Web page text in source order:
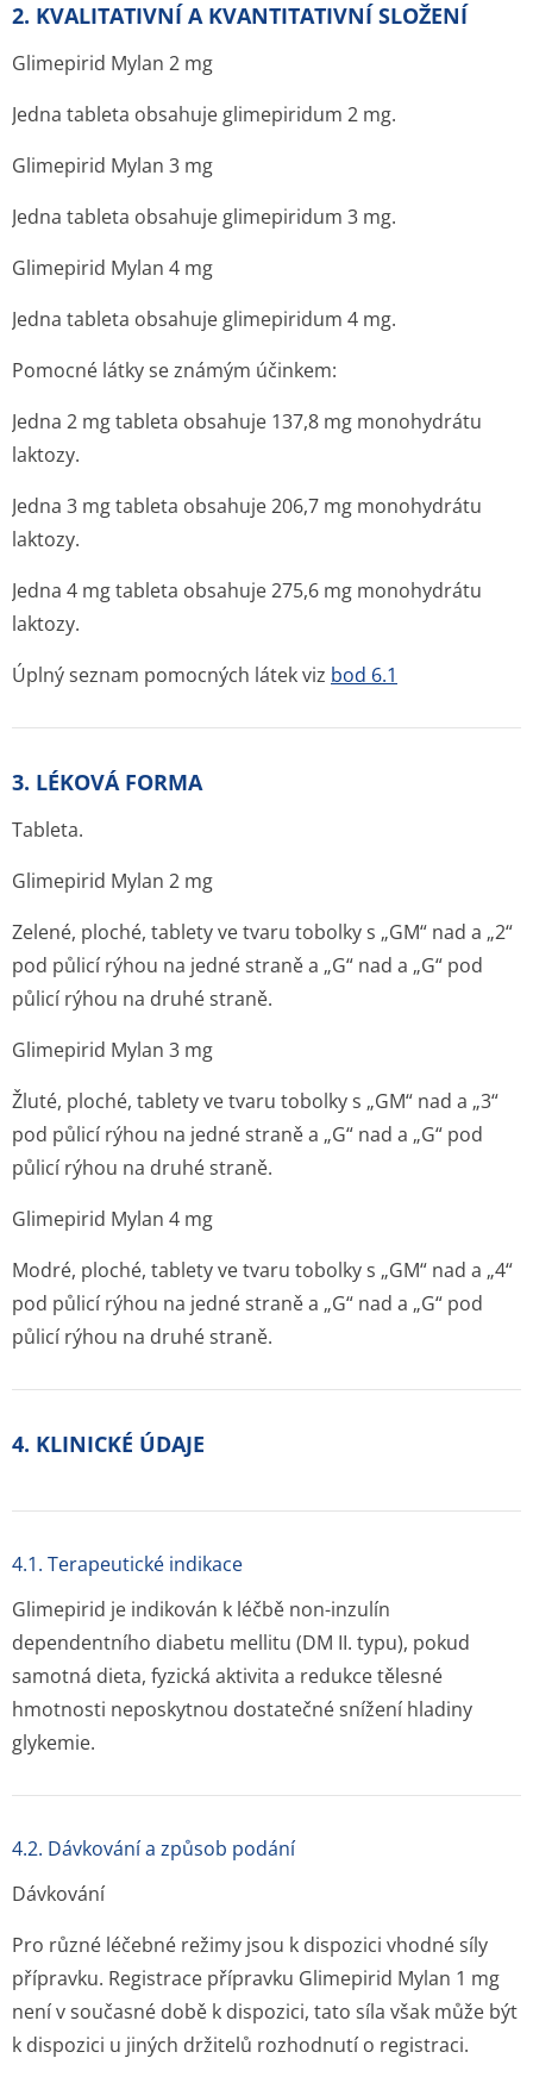
2. KVALITATIVNÍ A KVANTITATIVNÍ SLOŽENÍ
Glimepirid Mylan 2 mg
Jedna tableta obsahuje glimepiridum 2 mg.
Glimepirid Mylan 3 mg
Jedna tableta obsahuje glimepiridum 3 mg.
Glimepirid Mylan 4 mg
Jedna tableta obsahuje glimepiridum 4 mg.
Pomocné látky se známým účinkem:
Jedna 2 mg tableta obsahuje 137,8 mg monohydrátu
laktozy.
Jedna 3 mg tableta obsahuje 206,7 mg monohydrátu
laktozy.
Jedna 4 mg tableta obsahuje 275,6 mg monohydrátu
laktozy.
Úplný seznam pomocných látek viz bod 6.1
3. LÉKOVÁ FORMA
Tableta.
Glimepirid Mylan 2 mg
Zelené, ploché, tablety ve tvaru tobolky s „GM“ nad a „2“
pod půlicí rýhou na jedné straně a „G“ nad a „G“ pod
půlicí rýhou na druhé straně.
Glimepirid Mylan 3 mg
Žluté, ploché, tablety ve tvaru tobolky s „GM“ nad a „3“
pod půlicí rýhou na jedné straně a „G“ nad a „G“ pod
půlicí rýhou na druhé straně.
Glimepirid Mylan 4 mg
Modré, ploché, tablety ve tvaru tobolky s „GM“ nad a „4“
pod půlicí rýhou na jedné straně a „G“ nad a „G“ pod
půlicí rýhou na druhé straně.
4. KLINICKÉ ÚDAJE
4.1. Terapeutické indikace
Glimepirid je indikován k léčbě non-inzulín
dependentního diabetu mellitu (DM II. typu), pokud
samotná dieta, fyzická aktivita a redukce tělesné
hmotnosti neposkytnou dostatečné snížení hladiny
glykemie.
4.2. Dávkování a způsob podání
Dávkování
Pro různé léčebné režimy jsou k dispozici vhodné síly
přípravku. Registrace přípravku Glimepirid Mylan 1 mg
není v současné době k dispozici, tato síla však může být
k dispozici u jiných držitelů rozhodnutí o registraci.